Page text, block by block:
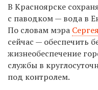
В Красноярске
с паводком — вода в
По словам мэра
сейчас — обеспечить
жизнеобеспечение
службы в
под контролем.